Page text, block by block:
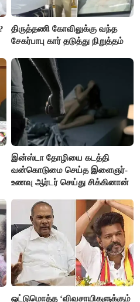
திருத்தணி கோவிலுக்கு வந்த
சேகர்பாபு கார் தடுத்து நிறுத்தம்
இன்ஸ்டா தோழியை கடத்தி
வன்கொடுமை செய்த இளைஞர்-
உணவு ஆர்டர் செய்து சிக்கினான்
ஒட்டுமொத்த ‘விவசாயிகளுக்கும்